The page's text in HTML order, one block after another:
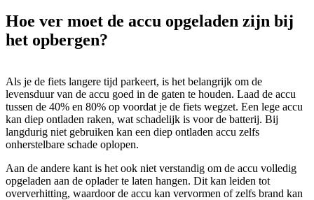
Hoe ver moet de accu opgeladen zijn bij
het opbergen?
Als je de fiets langere tijd parkeert, is het belangrijk om de
levensduur van de accu goed in de gaten te houden. Laad de accu
tussen de 40% en 80% op voordat je de fiets wegzet. Een lege accu
kan diep ontladen raken, wat schadelijk is voor de batterij. Bij
langdurig niet gebruiken kan een diep ontladen accu zelfs
onherstelbare schade oplopen.
Aan de andere kant is het ook niet verstandig om de accu volledig
opgeladen aan de oplader te laten hangen. Dit kan leiden tot
oververhitting, waardoor de accu kan vervormen of zelfs brand kan